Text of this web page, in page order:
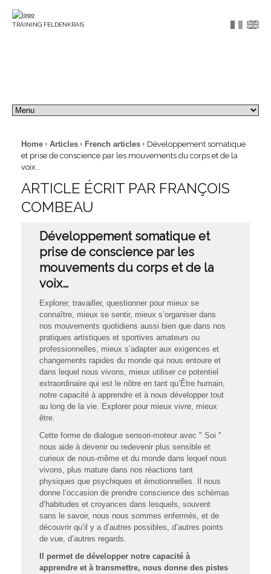
TRAINING FELDENKRAIS
Home Articles French articles
Développement somatique
et prise de conscience par les mouvements du corps et de la
voix…
ARTICLE ÉCRIT PAR FRANÇOIS
COMBEAU
Développement somatique et
prise de conscience par les
mouvements du corps et de la
voix…
Explorer, travailler, questionner pour mieux se
connaître, mieux se sentir, mieux s’organiser dans
nos mouvements quotidiens aussi bien que dans nos
pratiques artistiques et sportives amateurs ou
professionnelles, mieux s’adapter aux exigences et
changements rapides du monde qui nous entoure et
dans lequel nous vivons, mieux utiliser ce potentiel
extraordinaire qui est le nôtre en tant qu’Être humain,
notre capacité à apprendre et à nous développer tout
au long de la vie. Explorer pour mieux vivre, mieux
être.
Cette forme de dialogue sensori-moteur avec " Soi "
nous aide à devenir ou redevenir plus sensible et
curieux de nous-même et du monde dans lequel nous
vivons, plus mature dans nos réactions tant
physiques que psychiques et émotionnelles. Il nous
donne l’occasion de prendre conscience des schémas
d’habitudes et croyances dans lesquels, souvent
sans le savoir, nous nous sommes enfermés, et de
découvrir qu’il y a d’autres possibles, d’autres points
de vue, d’autres regards.
Il permet de développer notre capacité à
apprendre et à transmettre, nous donne des pistes